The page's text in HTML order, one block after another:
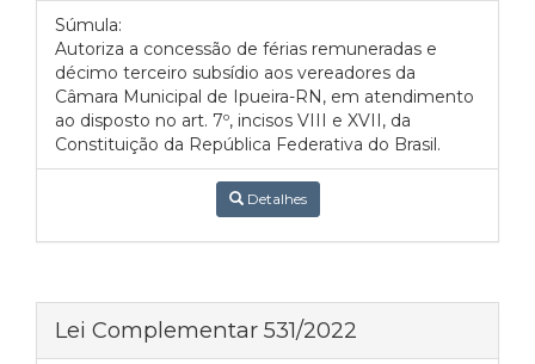
Súmula:
Autoriza a concessão de férias remuneradas e
décimo terceiro subsídio aos vereadores da
Câmara Municipal de Ipueira-RN, em atendimento
ao disposto no art. 7º, incisos VIII e XVII, da
Constituição da República Federativa do Brasil.
Detalhes
Lei Complementar 531/2022